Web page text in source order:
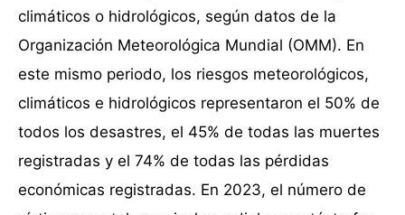
climáticos o hidrológicos, según datos de la
Organización Meteorológica Mundial (OMM). En
este mismo periodo, los riesgos meteorológicos,
climáticos e hidrológicos representaron el 50% de
todos los desastres, el 45% de todas las muertes
registradas y el 74% de todas las pérdidas
económicas registradas. En 2023, el número de